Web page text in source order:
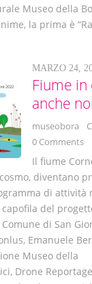
Museo della
la prima è
MARZO 24,
Fiume in
anche
museobora
0 Comments
Il fiume
diventano
di attività
capofila del
di San
Emanuele
Museo della
Drone